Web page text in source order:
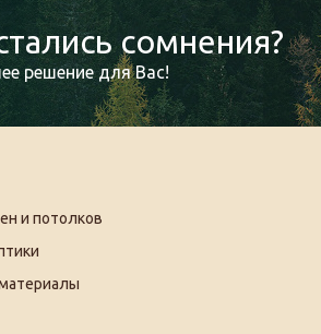
сомнения?
решение для Вас!
и потолков